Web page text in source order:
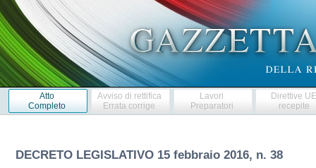
Atto
Completo
Avviso di rettifica
Errata corrige
Lavori
Preparatori
Direttive
recepite
DECRETO LEGISLATIVO 15 febbraio 2016, n. 38